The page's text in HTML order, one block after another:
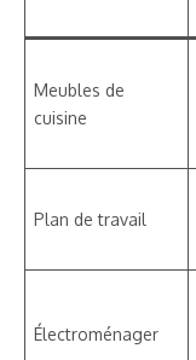
Meubles de
cuisine
Plan de travail
Électroménager